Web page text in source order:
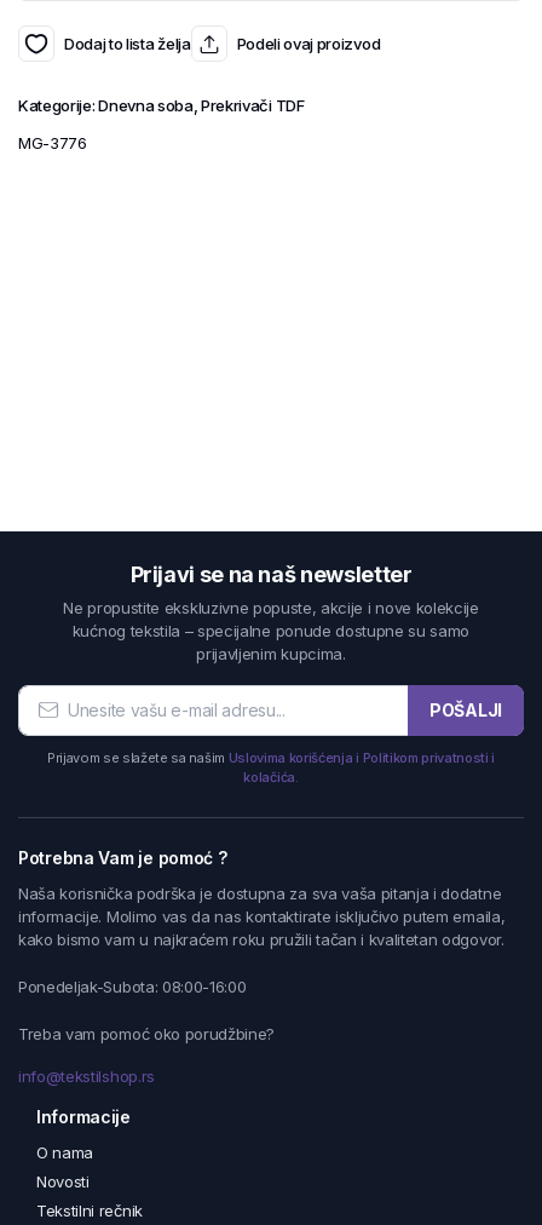
Dodaj to lista želja Podeli ovaj proizvod
Kategorije:Dnevna soba,Prekrivači TDF
MG-3776
Prijavi se na naš newsletter
Ne propustite ekskluzivne popuste, akcije i nove kolekcije
kućnog tekstila – specijalne ponude dostupne su samo
prijavljenim kupcima.
POŠALJI
Prijavom se slažete sa našim Uslovima korišćenja i Politikom privatnosti i
kolačića.
Potrebna Vam je pomoć ?
Naša korisnička podrška je dostupna za sva vaša pitanja i dodatne
informacije. Molimo vas da nas kontaktirate isključivo putem emaila,
kako bismo vam u najkraćem roku pružili tačan i kvalitetan odgovor.
Ponedeljak-Subota: 08:00-16:00
Treba vam pomoć oko porudžbine?
info@tekstilshop.rs
Informacije
O nama
Novosti
Tekstilni rečnik